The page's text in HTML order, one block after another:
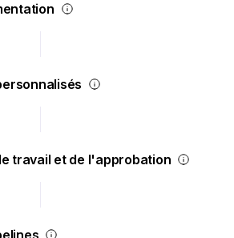
travail et de l'approbation